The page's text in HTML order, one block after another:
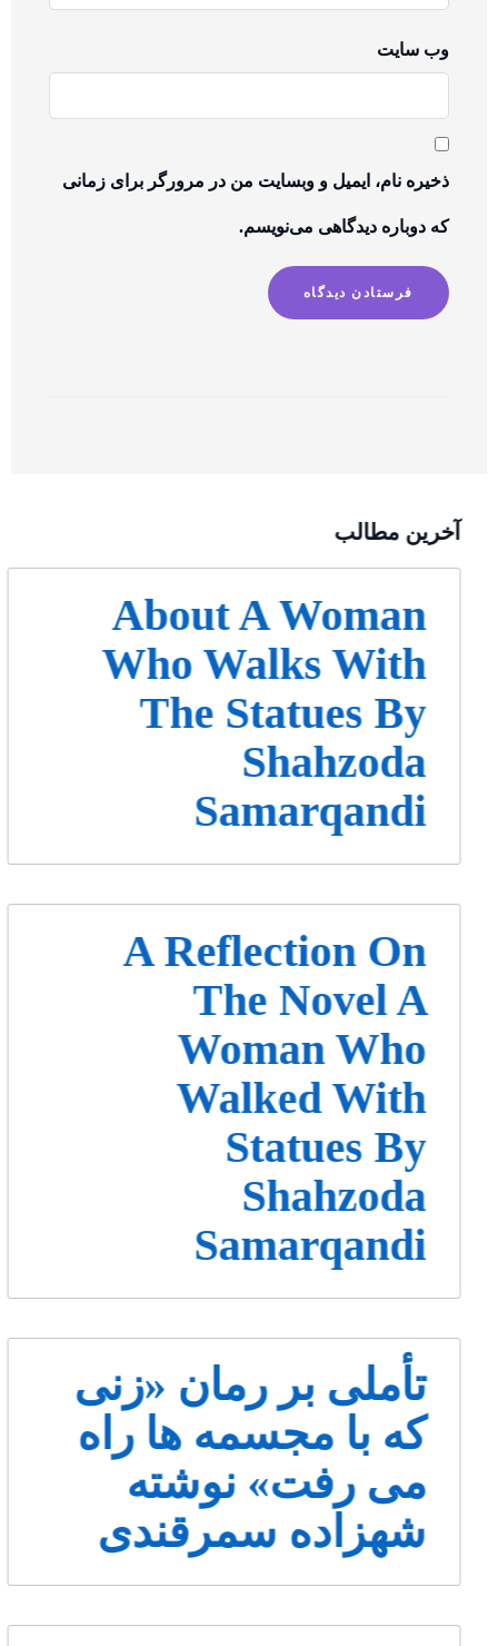
وب‌ سایت
ذخیره نام، ایمیل و وبسایت من در مرورگر برای زمانی
که دوباره دیدگاهی می‌نویسم.
آخرین مطالب
About A Woman
Who Walks With
The Statues By
Shahzoda
Samarqandi
A Reflection On
The Novel A
Woman Who
Walked With
Statues By
Shahzoda
Samarqandi
تأملی بر رمان «زنی
که با مجسمه ها راه
می رفت» نوشته
شهزاده سمرقندی